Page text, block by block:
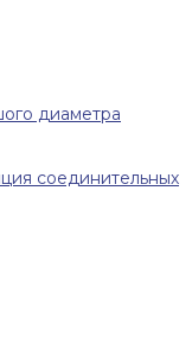
диаметра
соединительных